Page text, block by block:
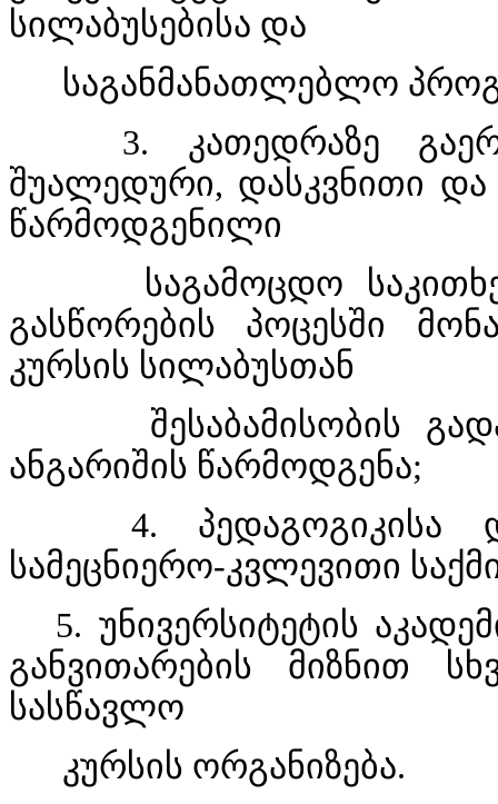
სილაბუსებისა და
საგანმანათლებლო
3. კათედრაზე
შუალედური, დასკვნითი და
წარმოდგენილი
საგამოცდო
გასწორების პოცესში
კურსის სილაბუსთან
შესაბამისობის
ანგარიშის წარმოდგენა;
4. პედაგოგიკისა და
სამეცნიერო-კვლევითი
5. უნივერსიტეტის
განვითარების მიზნით
სასწავლო
კურსის ორგანიზება.